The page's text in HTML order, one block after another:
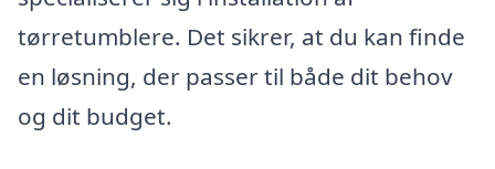
tørretumblere. Det sikrer, at du kan finde
en løsning, der passer til både dit behov
og dit budget.